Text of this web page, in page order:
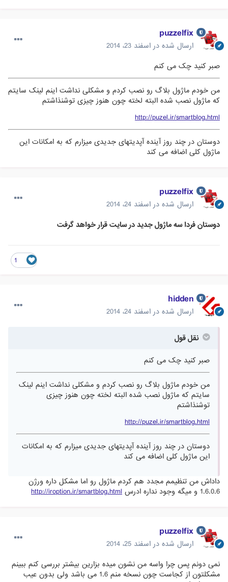
puzzelfix
ارسال شده در اسفند 23، 2014
صبر کنید چک می کنم
من خودم ماژول بلاگ رو نصب کردم و مشکلی نداشت اینم لینک سایتم
که ماژول نصب شده البته لخته چون هنوز چیزی توشنذاشتم
http://puzel.ir/smartblog.html
دوستان در چند روز آینده آپدیتهای جدیدی میزارم که به امکانات این
ماژول کلی اضافه می کند
puzzelfix
ارسال شده در اسفند 24، 2014
دوستان فردا سه ماژول جدید در سایت قرار خواهد گرفت
hidden
ارسال شده در اسفند 24، 2014
نقل قول
صبر کنید چک می کنم
من خودم ماژول بلاگ رو نصب کردم و مشکلی نداشت اینم لینک
سایتم که ماژول نصب شده البته لخته چون هنوز چیزی
توشنذاشتم
http://puzel.ir/smartblog.html
دوستان در چند روز آینده آپدیتهای جدیدی میزارم که به امکانات
این ماژول کلی اضافه می کند
داداش من تنظیمم مجدد هم کردم ماژول رو اما مشکل داره ورژن
1.6.0.6 و میگه وجود نداره ادرس
http://iroption.ir/smartblog.html
puzzelfix
ارسال شده در اسفند 25، 2014
نمی دونم پس چرا واسه من نشون میده بزارین بیشتر بررسی کنم ببینم
مشکلتون از کجاست چون نسخه منم 1.6 می باشد ولی بدون عیب